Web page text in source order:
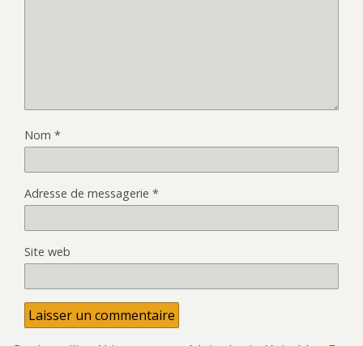
Nom *
Adresse de messagerie *
Site web